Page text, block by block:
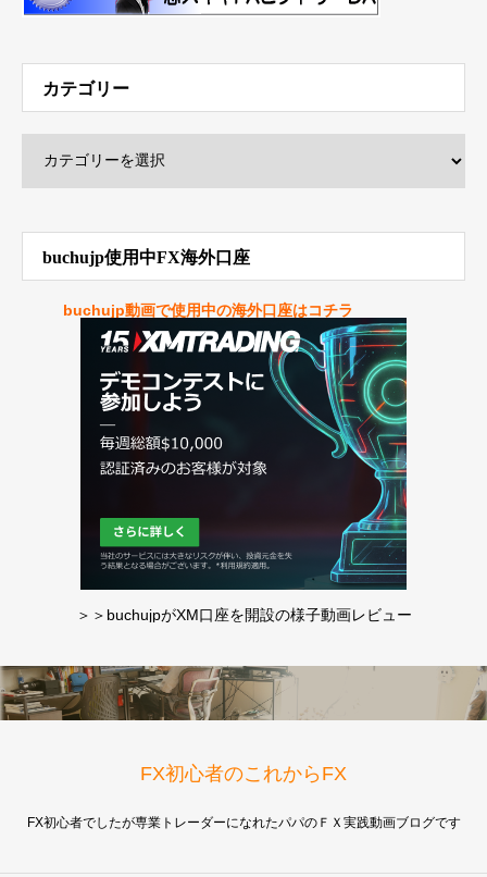
カテゴリー
buchujp使用中FX海外口座
buchujp動画で使用中の海外口座はコチラ
＞＞buchujpがXM口座を開設の様子動画レビュー
FX初心者のこれからFX
FX初心者でしたが専業トレーダーになれたパパのＦＸ実践動画ブログです